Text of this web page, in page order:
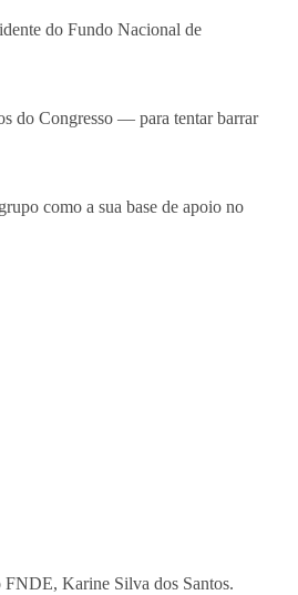
do Fundo Nacional de
do Congresso — para tentar barrar
como a sua base de apoio no
FNDE, Karine Silva dos Santos.